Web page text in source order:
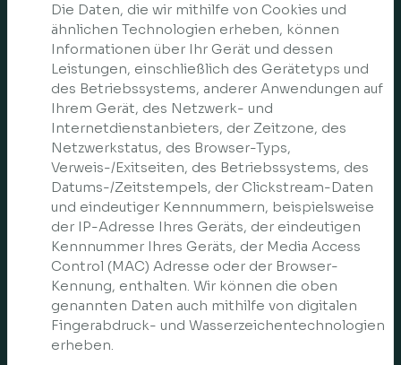
Die Daten, die wir mithilfe von Cookies und
ähnlichen Technologien erheben, können
Informationen über Ihr Gerät und dessen
Leistungen, einschließlich des Gerätetyps und
des Betriebssystems, anderer Anwendungen auf
Ihrem Gerät, des Netzwerk- und
Internetdienstanbieters, der Zeitzone, des
Netzwerkstatus, des Browser-Typs,
Verweis-/Exitseiten, des Betriebssystems, des
Datums-/Zeitstempels, der Clickstream-Daten
und eindeutiger Kennnummern, beispielsweise
der IP-Adresse Ihres Geräts, der eindeutigen
Kennnummer Ihres Geräts, der Media Access
Control (MAC) Adresse oder der Browser-
Kennung, enthalten. Wir können die oben
genannten Daten auch mithilfe von digitalen
Fingerabdruck- und Wasserzeichentechnologien
erheben.